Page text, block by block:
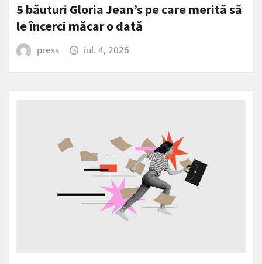
5 băuturi Gloria Jean’s pe care merită să
le încerci măcar o dată
press iul. 4, 2026